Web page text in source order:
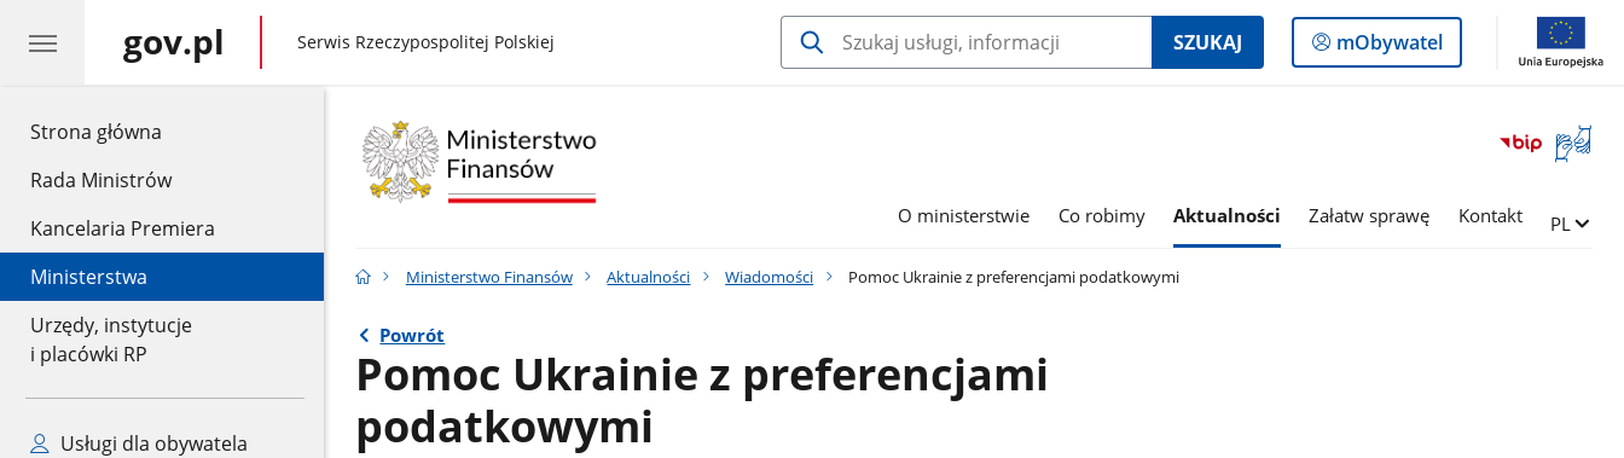
Strona główna
Rada Ministrów
Kancelaria Premiera
Ministerstwa
Urzędy, instytucje
i placówki RP
Usługi dla obywatela
gov.pl gov.pl
Serwis Rzeczypospolitej Polskiej SZUKAJ
Logowanie
do
mObywatel
Otwórz
okno
języka
O ministerstwie Co robimy Aktualności Załatw sprawę Kontakt Zmień
PL
Ministerstwo Finansów Aktualności Wiadomości Pomoc Ukrainie z preferencjami podatkowymi
Powrót
Pomoc Ukrainie z preferencjami
podatkowymi